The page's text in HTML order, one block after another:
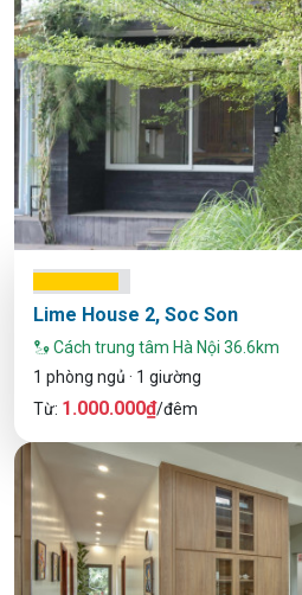
Lime House 2, Soc Son
Cách trung tâm Hà Nội 36.6km
1 phòng ngủ · 1 giường
Từ: 1.000.000₫/đêm